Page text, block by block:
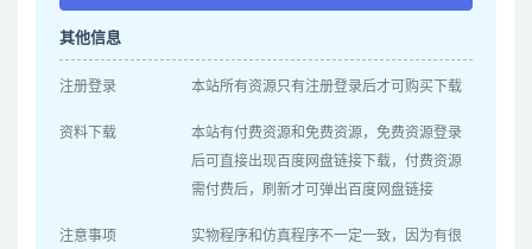
其他信息
注册登录 本站所有资源只有注册登录后才可购买下载
资料下载
本站有付费资源和免费资源，免费资源登录
后可直接出现百度网盘链接下载，付费资源
需付费后，刷新才可弹出百度网盘链接
注意事项
实物程序和仿真程序不一定一致，因为有很